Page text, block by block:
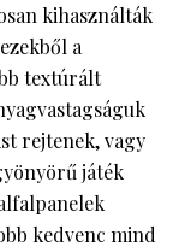
kihasználták
a
textúrált
rejtenek, vagy
játék
kedvenc mind